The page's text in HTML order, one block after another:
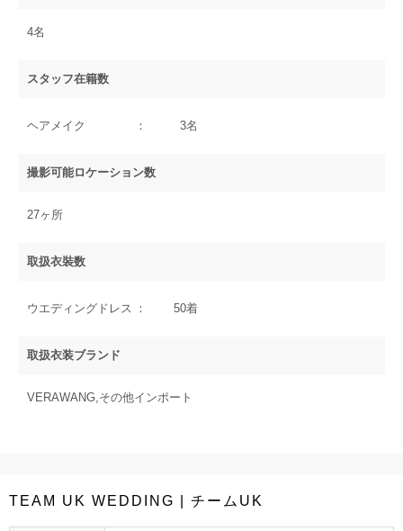
4名
スタッフ在籍数
ヘアメイク 3名
撮影可能ロケーション数
27ヶ所
取扱衣裝数
ウエディングドレス 50着
取扱衣装ブランド
VERAWANG,その他インポート
TEAM UK WEDDING | チームUK